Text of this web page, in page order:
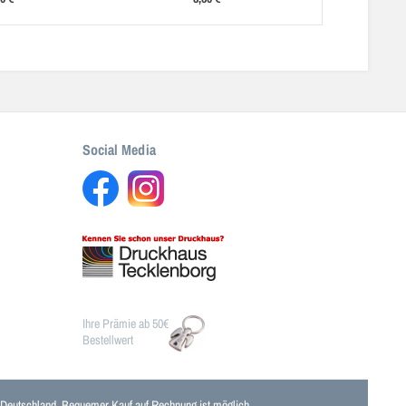
Social Media
Ihre Prämie ab 50€
Bestellwert